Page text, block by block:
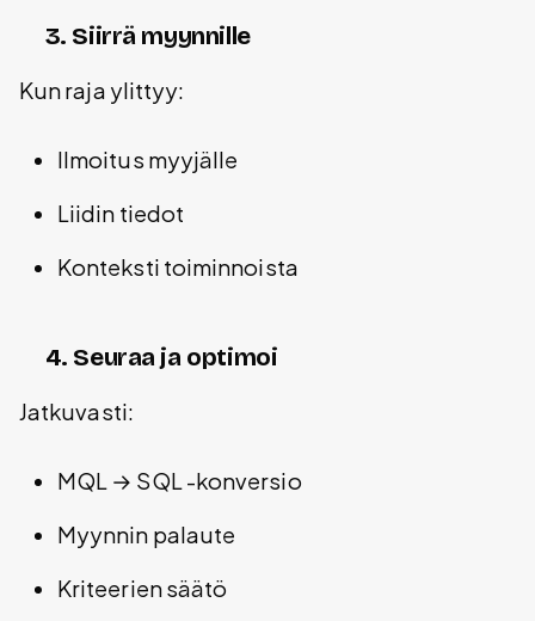
3. Siirrä myynnille
Kun raja ylittyy:
Ilmoitus myyjälle
Liidin tiedot
Konteksti toiminnoista
4. Seuraa ja optimoi
Jatkuvasti:
MQL → SQL -konversio
Myynnin palaute
Kriteerien säätö